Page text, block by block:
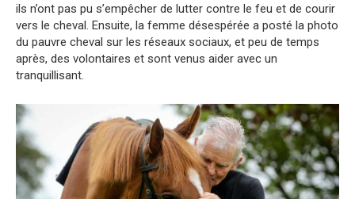
ils n’ont pas pu s’empêcher de lutter contre le feu et de courir
vers le cheval. Ensuite, la femme désespérée a posté la photo
du pauvre cheval sur les réseaux sociaux, et peu de temps
après, des volontaires et sont venus aider avec un
tranquillisant.